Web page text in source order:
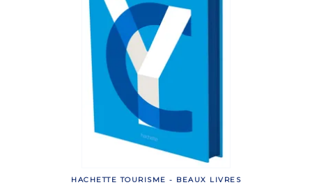
HACHETTE TOURISME - BEAUX LIVRES